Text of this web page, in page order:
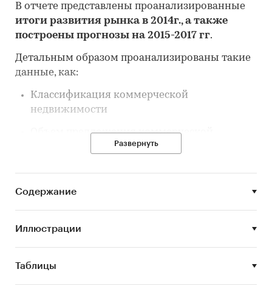
В отчете представлены проанализированные
итоги развития рынка в 2014г., а также
построены прогнозы на 2015-2017 гг.
Детальным образом проанализированы такие
данные, как:
Классификация коммерческой
недвижимости
Объем предложения коммерческой
коммерческой недвижимости
Развернуть
Содержание
Иллюстрации
Таблицы